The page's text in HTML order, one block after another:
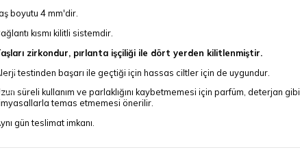
›
boyutu 4 mm'dir.
kısmı kilitli sistemdir.
zirkondur, pırlanta işçiliği ile dört yerden kilitlenmiştir.
testinden başarı ile geçtiği için hassas ciltler için de uygundur.
süreli kullanım ve parlaklığını kaybetmemesi için parfüm, deterjan gibi
temas etmemesi önerilir.
gün teslimat imkanı.